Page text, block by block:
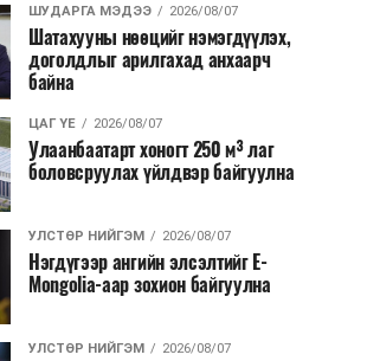
ШУДАРГА МЭДЭЭ 2026/08/07
Шатахууны нөөцийг нэмэгдүүлэх,
доголдлыг арилгахад анхаарч
байна
ЦАГ ҮЕ 2026/08/07
Улаанбаатарт хоногт 250 м³ лаг
боловсруулах үйлдвэр байгуулна
УЛСТӨР НИЙГЭМ 2026/08/07
Нэгдүгээр ангийн элсэлтийг E-
Mongolia-аар зохион байгуулна
УЛСТӨР НИЙГЭМ 2026/08/07